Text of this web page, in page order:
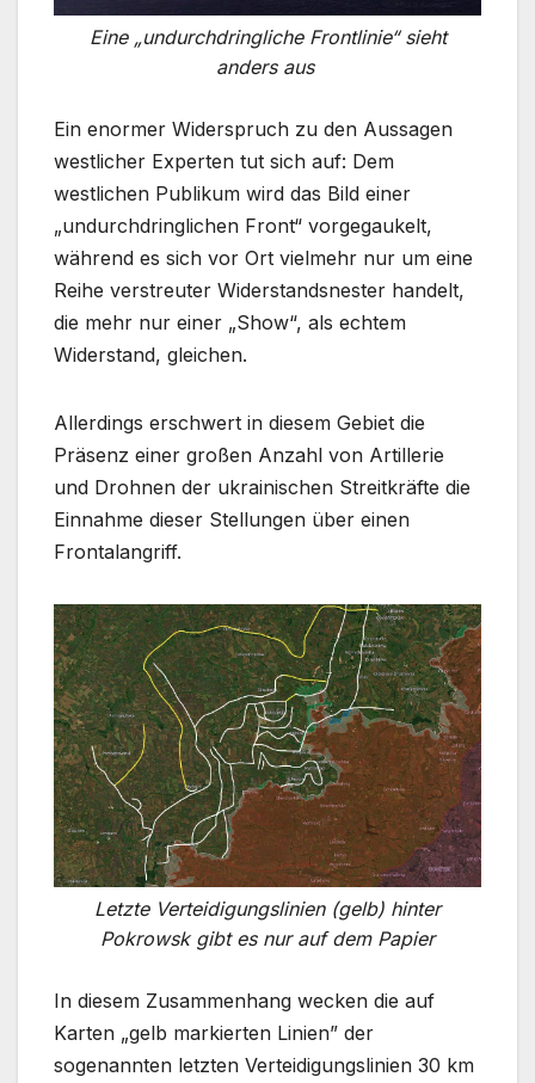
Eine „undurchdringliche Frontlinie“ sieht
anders aus
Ein enormer Widerspruch zu den Aussagen
westlicher Experten tut sich auf: Dem
westlichen Publikum wird das Bild einer
„undurchdringlichen Front“ vorgegaukelt,
während es sich vor Ort vielmehr nur um eine
Reihe verstreuter Widerstandsnester handelt,
die mehr nur einer „Show“, als echtem
Widerstand, gleichen.
Allerdings erschwert in diesem Gebiet die
Präsenz einer großen Anzahl von Artillerie
und Drohnen der ukrainischen Streitkräfte die
Einnahme dieser Stellungen über einen
Frontalangriff.
Letzte Verteidigungslinien (gelb) hinter
Pokrowsk gibt es nur auf dem Papier
In diesem Zusammenhang wecken die auf
Karten „gelb markierten Linien” der
sogenannten letzten Verteidigungslinien 30 km